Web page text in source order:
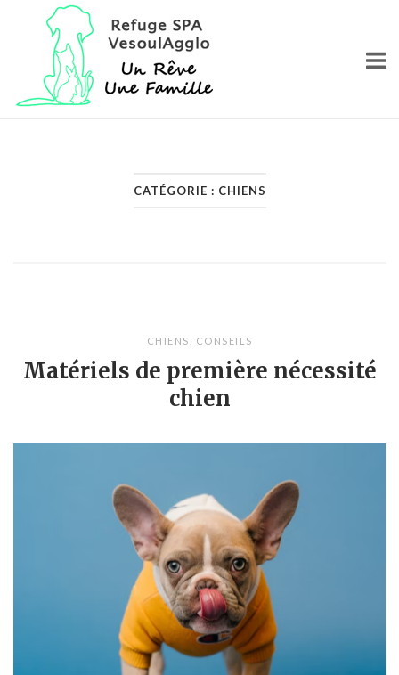
Home
CATÉGORIE : CHIENS
CHIENS CONSEILS
Matériels de première nécessité
chien